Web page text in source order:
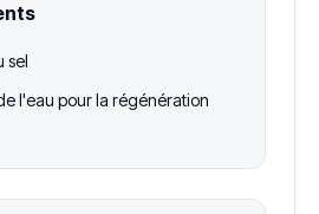
sel
l'eau pour la régénération